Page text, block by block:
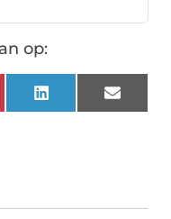
op:
LinkedInEmail